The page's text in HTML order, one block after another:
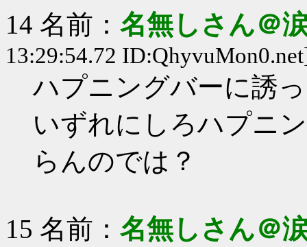
14 名前： 名無しさん＠
13:29:54.72
ハプニングバーに誘
いずれにしろハプニ
らんのでは？
15 名前： 名無しさん＠